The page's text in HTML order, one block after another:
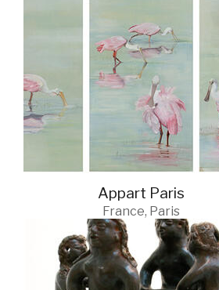
Appart Paris
France, Paris